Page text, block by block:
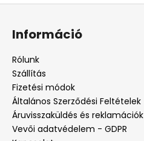
L
Információ
Rólunk
Szállítás
Fizetési módok
Általános Szerződési Feltételek
Áruvisszaküldés és reklamációk
Vevői adatvédelem - GDPR